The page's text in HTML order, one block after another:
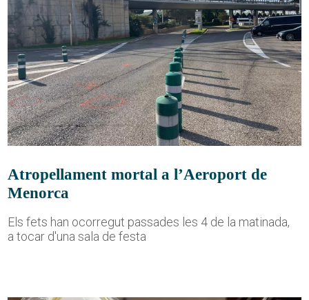
Atropellament mortal a l’Aeroport de
Menorca
Els fets han ocorregut passades les 4 de la matinada,
a tocar d'una sala de festa